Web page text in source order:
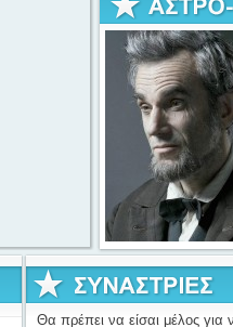
Θα πρέπει να είσαι μέλος για